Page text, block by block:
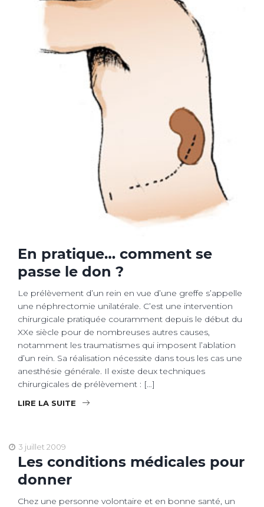
En pratique… comment se
passe le don ?
Le prélèvement d’un rein en vue d’une greffe s’appelle
une néphrectomie unilatérale. C’est une intervention
chirurgicale pratiquée couramment depuis le début du
XXe siècle pour de nombreuses autres causes,
notamment les traumatismes qui imposent l’ablation
d’un rein. Sa réalisation nécessite dans tous les cas une
anesthésie générale. Il existe deux techniques
chirurgicales de prélèvement : […]
LIRE LA SUITE
3 juillet 2009
Les conditions médicales pour
donner
Chez une personne volontaire et en bonne santé, un